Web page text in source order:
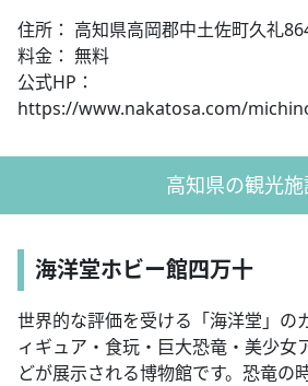
住所： 高知県高岡郡中土佐町久礼
料金： 無料
公式HP：
https://www.nakatosa.com/
高知県の観光
海洋堂ホビー館四万十
世界的な評価を受ける「海洋堂」の
ィギュア・食玩・巨大恐竜・美少女
どが展示される博物館です。恐竜の